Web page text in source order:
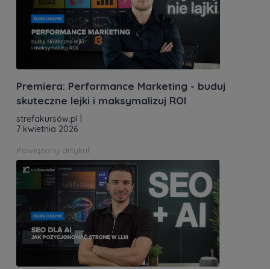
Premiera: Performance Marketing - buduj
skuteczne lejki i maksymalizuj ROI
strefakursów.pl
7 kwietnia 2026
Powiązany artykuł